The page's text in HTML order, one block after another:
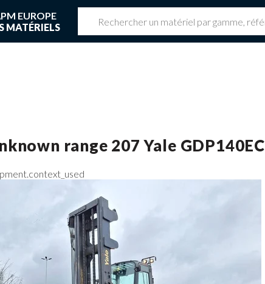
EUROPE
MATÉRIELS
range 207Yale GDP140EC
une réservation en cours